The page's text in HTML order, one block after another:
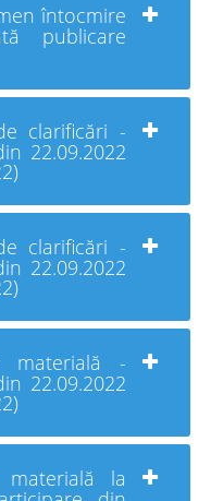
întocmire
publicare
clarificări -
22.09.2022
clarificări -
22.09.2022
materială -
22.09.2022
la